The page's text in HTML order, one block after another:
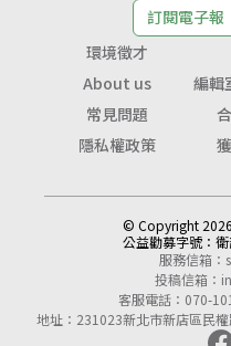
訂閱電子報
環境徵才
About us
編輯
常見問題
隱私權政策
© Copyright
公益勸募字號：
服務信箱：
投稿信箱：
客服電話：070-
地址：231023新北市新店區民